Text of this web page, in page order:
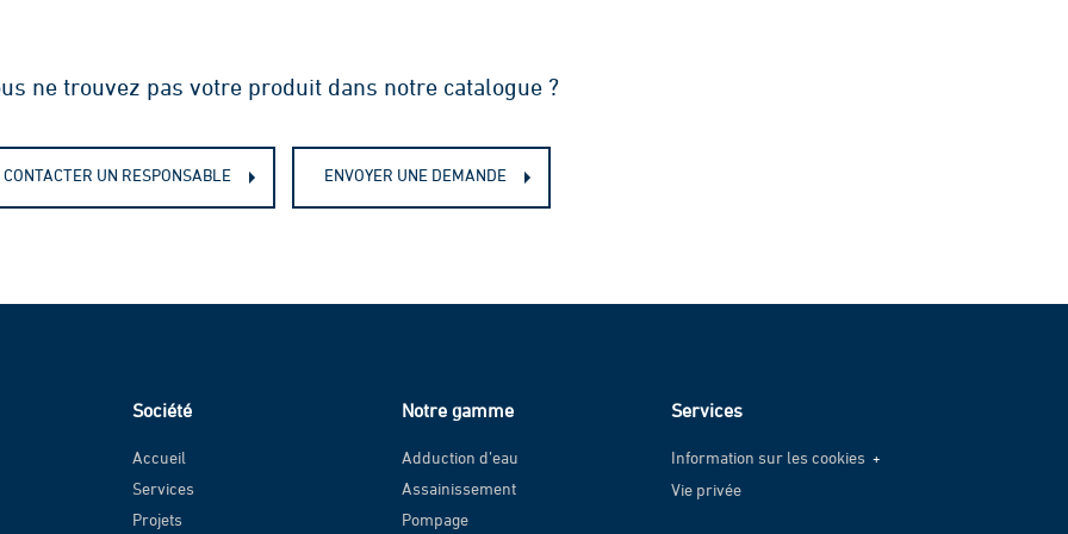
ne trouvez pas votre produit dans notre catalogue ?
CONTACTER UN RESPONSABLE ENVOYER UNE DEMANDE
Société
Accueil
Services
Projets
Notre gamme
Adduction d’eau
Assainissement
Pompage
Services
Information sur les cookies
Information sur les cookies
Vie privée